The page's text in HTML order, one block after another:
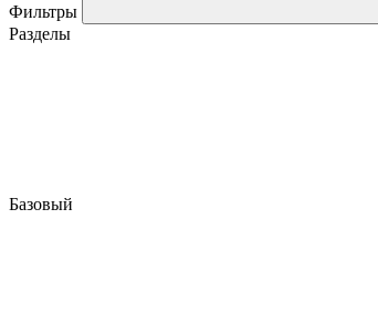
Фильтры
Разделы
Базовый